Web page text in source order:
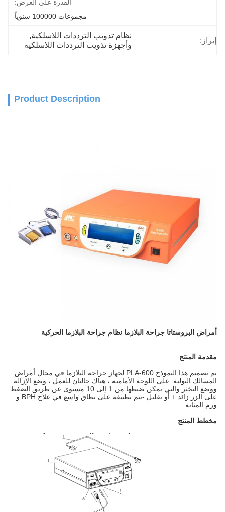
القدرة على العرض:
مجموعات 100000 سنوياً
إبراز:
نظام تذويب الترددات اللاسلكية,
وأجهزة تذويب الترددات اللاسلكية
Product Description
أمراض البروستاتا جراحة البلازما نظام جراحة البلازما الحركية
مقدمة المنتج
تم تصميم هذا النموذج PLA-600 لجهاز جراحة البلازما في مجال أمراض
المسالك البولية. على اللوحة الأمامية ، هناك حالتان للعمل ، وضع الإزالة
ووضع التخثر.والتي يمكن ضبطها من 1 إلى 10 مستوى عن طريق الضغط
على الزر زائد + أو تقليل -يتم تطبيقه على نطاق واسع في علاج BPH و
ورم المثانة.
مخطط المنتج